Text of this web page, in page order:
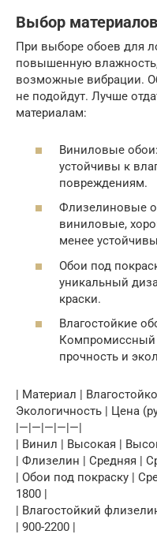
Выбор материалов
При выборе обоев для
повышенную
возможные вибрации.
не подойдут. Лучше
материалам:
Виниловые
устойчивы к
повреждениям.
Флизелиновые
виниловые,
менее
Обои под
уникальный
краски.
Влагостойкие
Компромиссный
прочность и
| Материал |
Экологичность | Цена
|—|—|—|—|—|
| Винил | Высокая |
| Флизелин | Средняя |
| Обои под покраску |
1800 |
| Влагостойкий
| 900-2200 |